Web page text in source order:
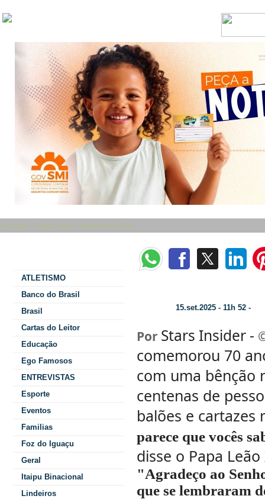
Boa Noite - Quinta Feira, 6 de Agosto de 2026
ATLETISMO
Banco do Brasil
Brasil
Cartas do Leitor
Educação
Ego Famosos
ENTREVISTAS
Esporte
Eventos
Familias
Foz do Iguaçu
Geral
Itaipu Binacional
Lindeiros
15.set.2025 - 11h 52 -
Por Stars Insider -
comemorou 70
com uma bênção
centenas de
balões e
parece que vocês
disse o Papa
"Agradeço ao
que se lembraram